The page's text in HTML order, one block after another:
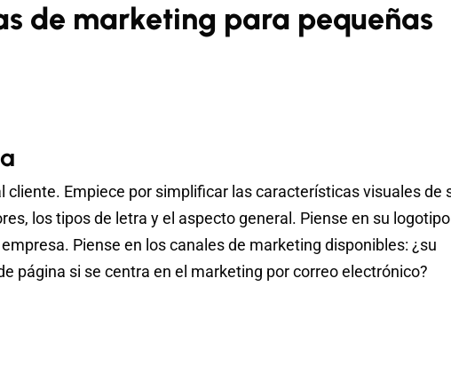
de marketing para pequeñas
cliente. Empiece por simplificar las características visuales de
los tipos de letra y el aspecto general. Piense en su
Piense en los canales de marketing disponibles: ¿su
página si se centra en el marketing por correo electrónico?